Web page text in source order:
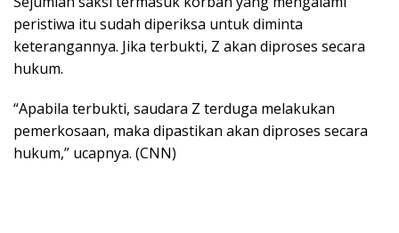
peristiwa itu sudah diperiksa untuk diminta
keterangannya. Jika terbukti, Z akan diproses secara
hukum.
“Apabila terbukti, saudara Z terduga melakukan
pemerkosaan, maka dipastikan akan diproses secara
hukum,” ucapnya. (CNN)